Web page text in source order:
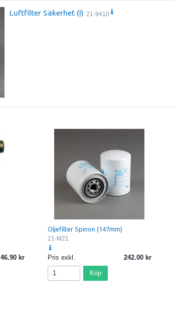
Luftfilter Säkerhet (I) 21-9410
46.90
Oljefilter Spinon (147mm)
21-M21
Pris exkl. 242.00
Köp